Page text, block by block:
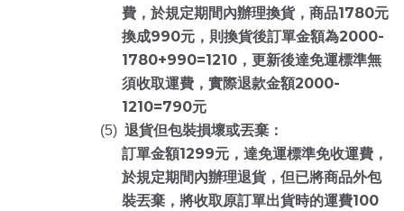
費，於規定期間內辦理換貨，商品1780元
換成990元，則換貨後訂單金額為2000-
1780+990=1210 ，更新後達免運標準無
須收取運費，實際退款金額2000-
1210=790元
(5) 退貨但包裝損壞或丟棄：
訂單金額1299元，達免運標準免收運費，
於規定期間內辦理退貨，但已將商品外包
裝丟棄，將收取原訂單出貨時的運費100